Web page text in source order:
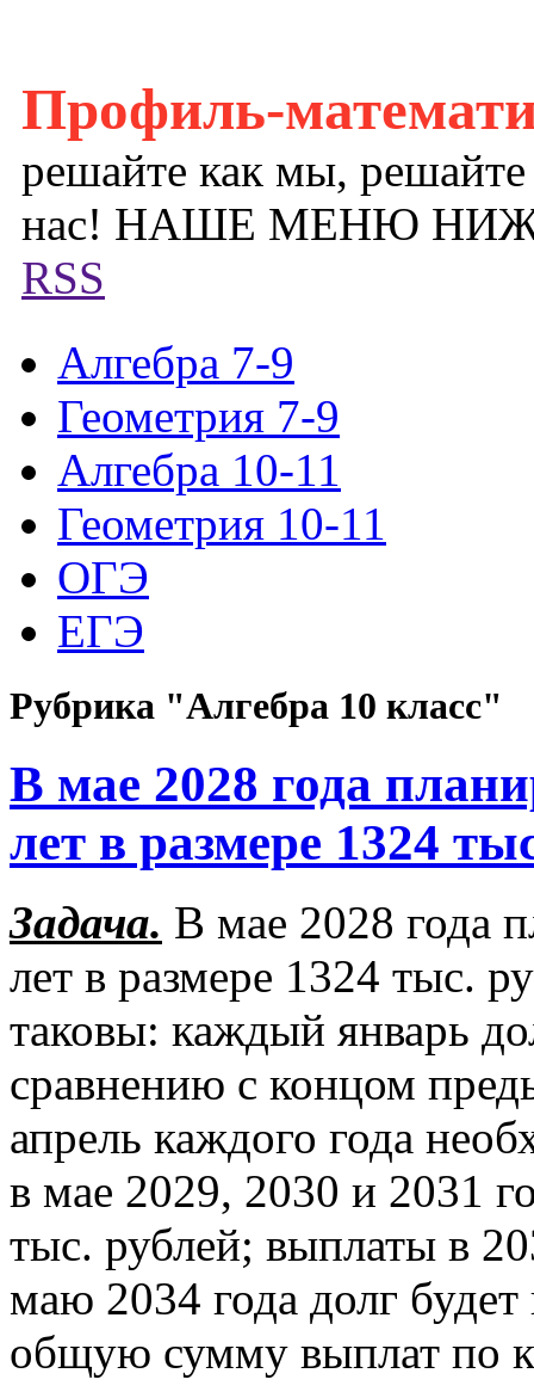
Профиль-
решайте как мы,
нас! НАШЕ МЕНЮ
RSS
Алгебра 7-9
Геометрия 7-9
Алгебра 10-11
Геометрия 10-11
ОГЭ
ЕГЭ
Рубрика "Алгебра 10 класс"
В мае 2028 года
лет в размере 1324
Задача. В мае 2028 года
лет в размере 1324 тыс.
таковы: каждый январь
сравнению с концом
апрель каждого года
в мае 2029, 2030 и 2031
тыс. рублей; выплаты в
маю 2034 года долг
общую сумму выплат по